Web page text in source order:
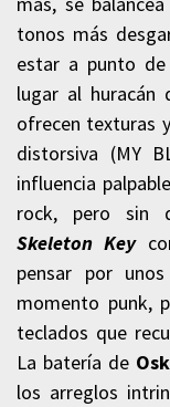
tonos más
estar a punto de
lugar al huracán
ofrecen texturas
distorsiva (MY
influencia
rock, pero sin
Skeleton Key
pensar por
momento punk,
teclados que
La batería de
los arreglos